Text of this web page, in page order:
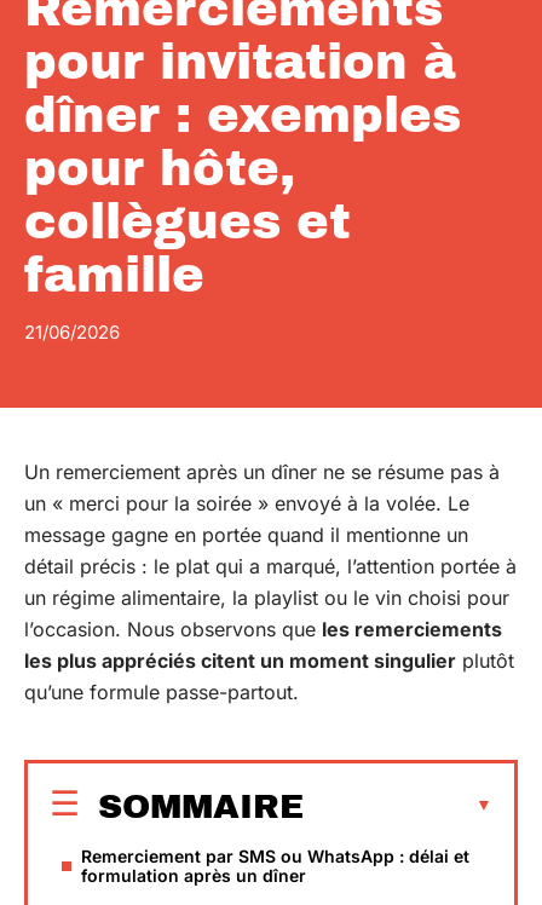
pour invitation à
dîner : exemples
pour hôte,
collègues et
famille
21/06/2026
Un remerciement après un dîner ne se résume pas à
un « merci pour la soirée » envoyé à la volée. Le
message gagne en portée quand il mentionne un
détail précis : le plat qui a marqué, l’attention portée à
un régime alimentaire, la playlist ou le vin choisi pour
l’occasion. Nous observons que les remerciements
les plus appréciés citent un moment singulier plutôt
qu’une formule passe-partout.
SOMMAIRE
Remerciement par SMS ou WhatsApp : délai et
formulation après un dîner